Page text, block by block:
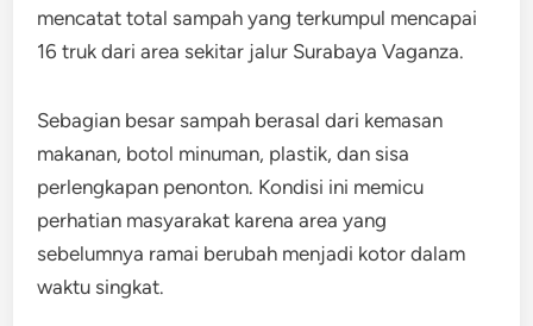
mencatat total sampah yang terkumpul mencapai
16 truk dari area sekitar jalur Surabaya Vaganza.
Sebagian besar sampah berasal dari kemasan
makanan, botol minuman, plastik, dan sisa
perlengkapan penonton. Kondisi ini memicu
perhatian masyarakat karena area yang
sebelumnya ramai berubah menjadi kotor dalam
waktu singkat.